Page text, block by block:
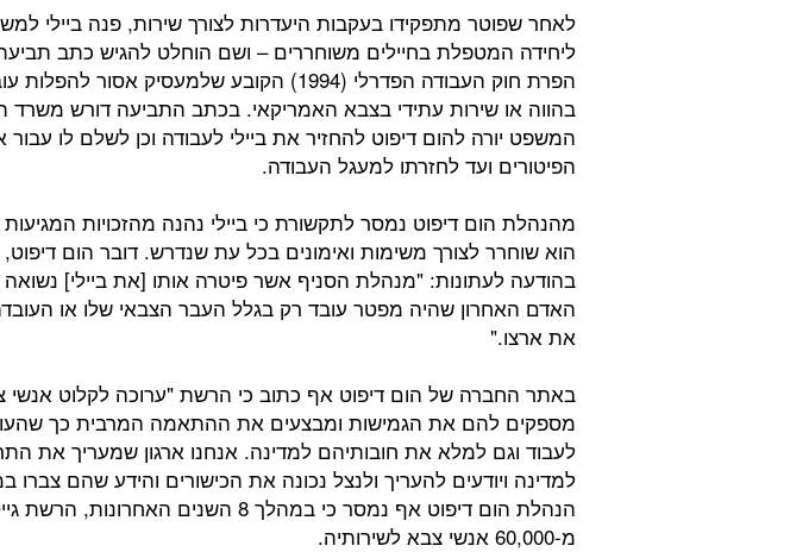
לאחר שפוטר מתפקידו בעקבות היעדרות לצורך שירות, פנה ביילי
ליחידה המטפלת בחיילים משוחררים – ושם הוחלט להגיש כתב תביעה
הפרת חוק העבודה הפדרלי (1994) הקובע שלמעסיק
בהווה או שירות עתידי בצבא האמריקאי. בכתב התביעה דורש משרד
המשפט יורה להום דיפוט להחזיר את ביילי לעבודה וכן לשלם לו
הפיטורים ועד לחזרתו למעגל העבודה.
מהנהלת הום דיפוט נמסר לתקשורת כי ביילי נהנה מהזכויות
הוא שוחרר לצורך משימות ואימונים בכל עת שנדרש. דובר הום דיפוט,
בהודעה לעתונות: "מנהלת הסניף אשר פיטרה אותו [את ביילי]
האדם האחרון שהיה מפטר עובד רק בגלל העבר הצבאי שלו או
את ארצו."
באתר החברה של הום דיפוט אף כתוב כי הרשת "ערוכה לקלוט אנשי
מספקים להם את הגמישות ומבצעים את ההתאמה המרבית כך
לעבוד וגם למלא את חובותיהם למדינה. אנחנו ארגון שמעריך את
למדינה ויודעים להעריך ולנצל נכונה את הכישורים והידע שהם
הנהלת הום דיפוט אף נמסר כי במהלך 8 השנים
מ-60,000 אנשי צבא לשירותיה.